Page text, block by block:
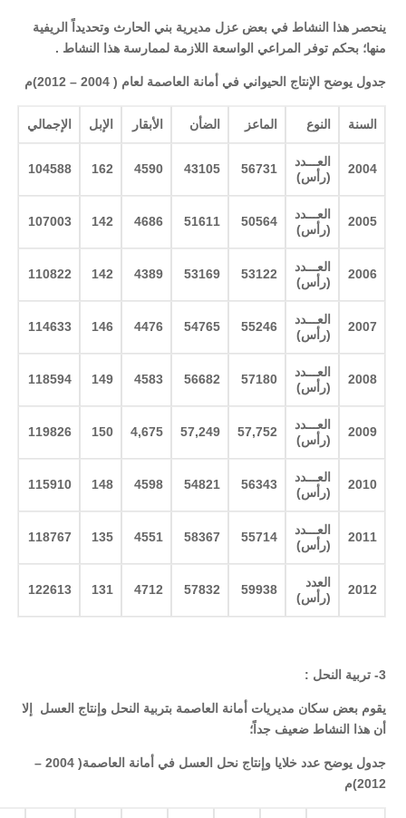
ينحصر هذا النشاط في بعض عزل مديرية بني الحارث وتحديداً الريفية
منها؛ بحكم توفر المراعي الواسعة اللازمة لممارسة هذا النشاط .
جدول يوضح الإنتاج الحيواني في أمانة العاصمة لعام ( 2004 – 2012)م
السنة النوع الماعز الضأن الأبقار الإبل الإجمالي
2004
العـــدد
(رأس)
56731
43105
4590
162
104588
2005
العـــدد
(رأس)
50564
51611
4686
142
107003
2006
العـــدد
(رأس)
53122
53169
4389
142
110822
2007
العـــدد
(رأس)
55246
54765
4476
146
114633
2008
العـــدد
(رأس)
57180
56682
4583
149
118594
2009
العـــدد
(رأس)
57,752
57,249
4,675
150
119826
2010
العـــدد
(رأس)
56343
54821
4598
148
115910
2011
العـــدد
(رأس)
55714
58367
4551
135
118767
2012
العدد
(رأس)
59938
57832
4712
131
122613
3- تربية النحل :
يقوم بعض سكان مديريات أمانة العاصمة بتربية النحل وإنتاج العسل إلا
أن هذا النشاط ضعيف جداً؛
جدول يوضح عدد خلايا وإنتاج نحل العسل في أمانة العاصمة( 2004 –
2012)م